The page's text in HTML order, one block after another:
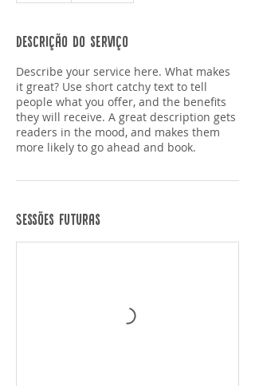
Descrição do serviço
Describe your service here. What makes
it great? Use short catchy text to tell
people what you offer, and the benefits
they will receive. A great description gets
readers in the mood, and makes them
more likely to go ahead and book.
Sessões futuras